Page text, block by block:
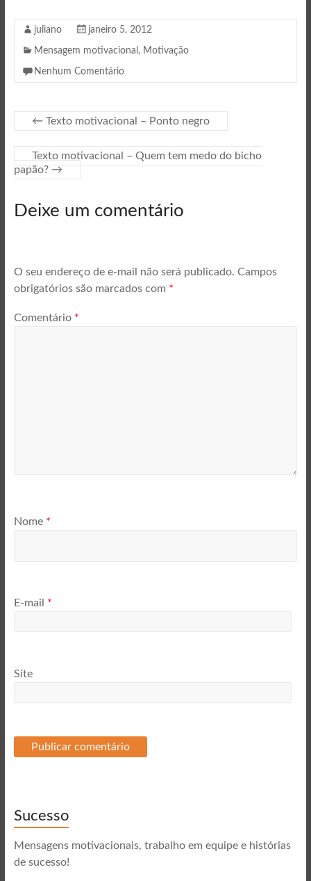
juliano janeiro 5, 2012
Mensagem motivacional , Motivação
Nenhum Comentário
← Texto motivacional – Ponto negro
Texto motivacional – Quem tem medo do bicho
papão? →
Deixe um comentário
O seu endereço de e-mail não será publicado. Campos
obrigatórios são marcados com *
Comentário *
Nome *
E-mail *
Site
Sucesso
Mensagens motivacionais, trabalho em equipe e histórias
de sucesso!